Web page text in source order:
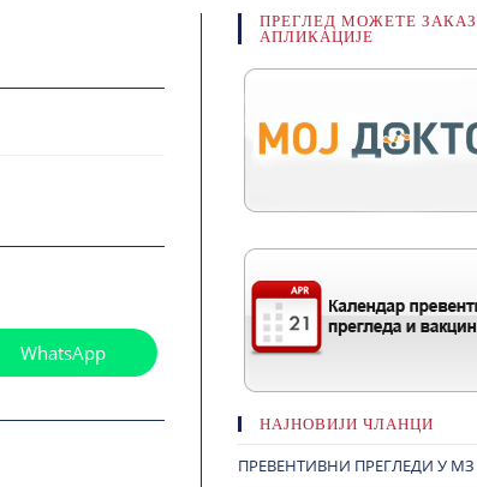
WhatsApp
ПРЕГЛЕД МОЖЕТЕ
АПЛИКАЦИЈЕ
НАЈНОВИЈИ ЧЛАНЦИ
ПРЕВЕНТИВНИ ПРЕГЛЕДИ У